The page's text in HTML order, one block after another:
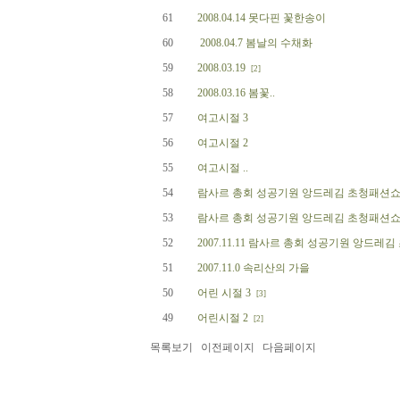
61
2008.04.14 못다핀 꽃한송이
60
2008.04.7 봄날의 수채화
59
2008.03.19 [2]
58
2008.03.16 봄꽃..
57
여고시절 3
56
여고시절 2
55
여고시절 ..
54
람사르 총회 성공기원 앙드레김 초청패션
53
람사르 총회 성공기원 앙드레김 초청패션
52
2007.11.11 람사르 총회 성공기원 앙드레김
51
2007.11.0 속리산의 가을
50
어린 시절 3 [3]
49
어린시절 2 [2]
목록보기 이전페이지 다음페이지